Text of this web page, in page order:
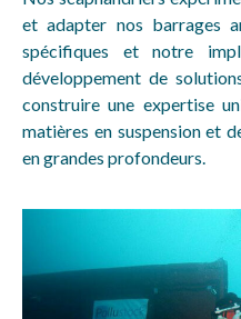
et adapter nos barrages
spécifiques et notre
développement de
construire une expertise
matières en suspension et
en grandes profondeurs.